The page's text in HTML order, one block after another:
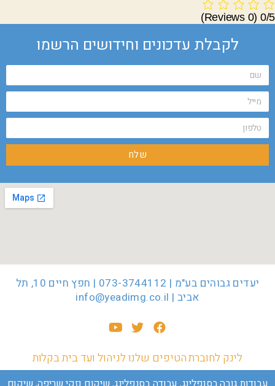
0/5
(0 Reviews)
לקבלת עדכונים וחידושים הרשמו
שלח
יעדים גבוהים בע"מ | 073-3744112 | חפץ חיים 10, תל
אביב | info@yeadimg.co.il‏
לינק לחוברת הטיפים שלנו לניהול ועד בית בקלות